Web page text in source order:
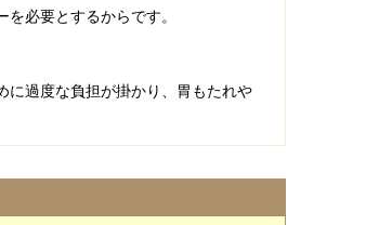
必要とするからです。
に過度な負担が掛かり、胃もたれや